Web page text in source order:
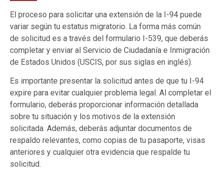
El proceso para solicitar una extensión de la I-94 puede
variar según tu estatus migratorio. La forma más común
de solicitud es a través del formulario I-539, que deberás
completar y enviar al Servicio de Ciudadanía e Inmigración
de Estados Unidos (USCIS, por sus siglas en inglés).
Es importante presentar la solicitud antes de que tu I-94
expire para evitar cualquier problema legal. Al completar el
formulario, deberás proporcionar información detallada
sobre tu situación y los motivos de la extensión
solicitada. Además, deberás adjuntar documentos de
respaldo relevantes, como copias de tu pasaporte, visas
anteriores y cualquier otra evidencia que respalde tu
solicitud.